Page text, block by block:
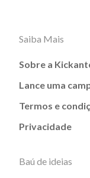
Saiba Mais
Sobre a
Lance uma
Termos e
Privacidade
Baú de ideias